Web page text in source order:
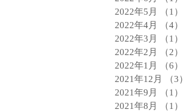
2022年5月
（1）
2022年4月
（4）
2022年3月
（1）
2022年2月
（2）
2022年1月
（6）
2021年12月
（3）
2021年9月
（1）
2021年8月
（1）